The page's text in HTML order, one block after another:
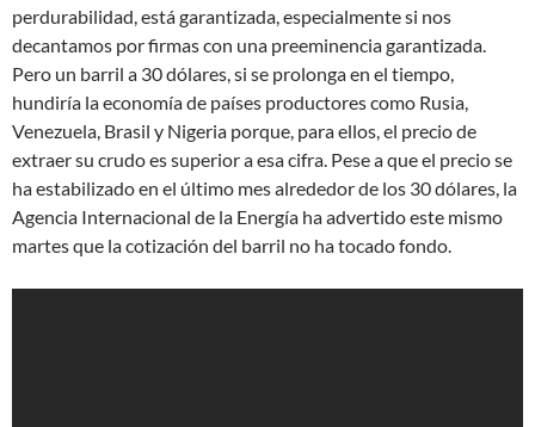
perdurabilidad, está garantizada, especialmente si nos
decantamos por firmas con una preeminencia garantizada.
Pero un barril a 30 dólares, si se prolonga en el tiempo,
hundiría la economía de países productores como Rusia,
Venezuela, Brasil y Nigeria porque, para ellos, el precio de
extraer su crudo es superior a esa cifra. Pese a que el precio se
ha estabilizado en el último mes alrededor de los 30 dólares, la
Agencia Internacional de la Energía ha advertido este mismo
martes que la cotización del barril no ha tocado fondo.